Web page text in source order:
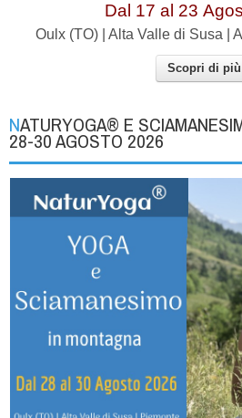
Dal 17 al 23
Oulx (TO) | Alta Valle di Susa |
Scopri di più
NATURYOGA® E SCIAMANESIMO IN MONTAGNA |
28-30 AGOSTO 2026